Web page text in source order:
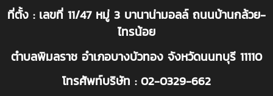
ที่ตั้ง : เลขที่ 11/47 หมู่ 3 บานาน่ามอลล์ ถนนบ้านกล้วย-
ไทรน้อย
ตำบลพิมลราช อำเภอบางบัวทอง จังหวัดนนทบุรี 11110
โทรศัพท์บริษัท : 02-0329-662